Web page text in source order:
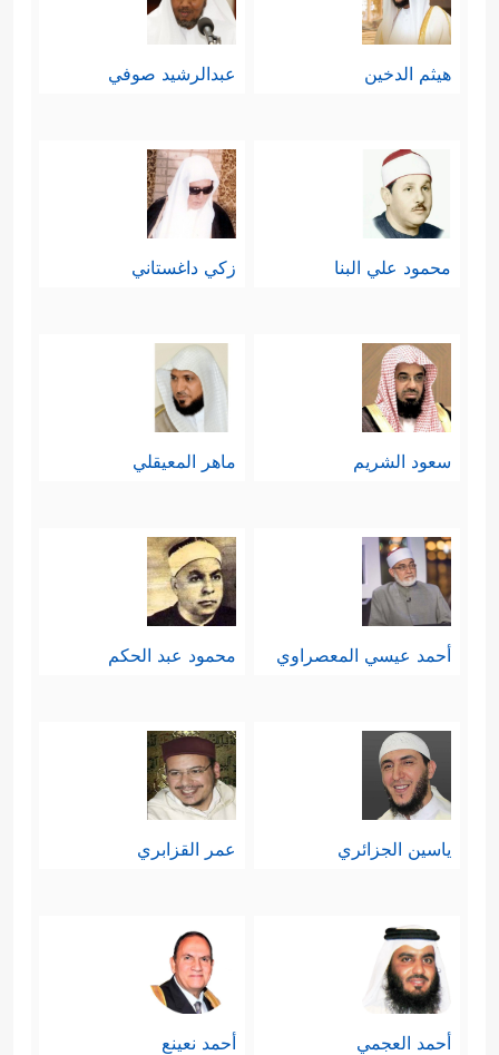
هيثم الدخين عبدالرشيد صوفي
محمود علي البنا زكي داغستاني
سعود الشريم ماهر المعيقلي
أحمد عيسي المعصراوي محمود عبد الحكم
ياسين الجزائري عمر القزابري
أحمد العجمي أحمد نعينع